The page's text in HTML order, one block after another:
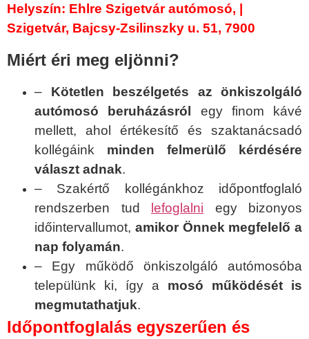
Helyszín: Ehlre Szigetvár autómosó, |
Szigetvár, Bajcsy-Zsilinszky u. 51, 7900
Miért éri meg eljönni?
– Kötetlen beszélgetés az önkiszolgáló
autómosó beruházásról
egy finom kávé
mellett, ahol értékesítő és szaktanácsadó
kollégáink minden felmerülő kérdésére
választ adnak.
– Szakértő kollégánkhoz időpontfoglaló
rendszerben tud
lefoglalni egy bizonyos
időintervallumot, amikor Önnek megfelelő a
nap folyamán.
– Egy működő önkiszolgáló autómosóba
települünk ki, így a mosó működését is
megmutathatjuk.
Időpontfoglalás egyszerűen és